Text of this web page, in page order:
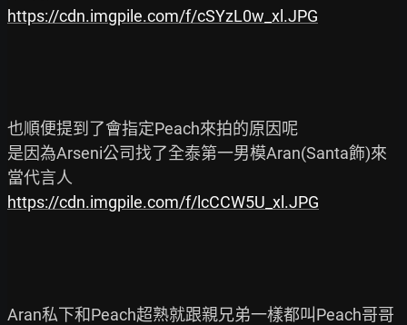
https://cdn.imgpile.com/f/cSYzL0w_xl.JPG
也順便提到了會指定Peach來拍的原因呢
是因為Arseni公司找了全泰第一男模Aran(Santa飾)來
https://cdn.imgpile.com/f/lcCCW5U_xl.JPG
Aran私下和Peach超熟就跟親兄弟一樣都叫Peach哥哥